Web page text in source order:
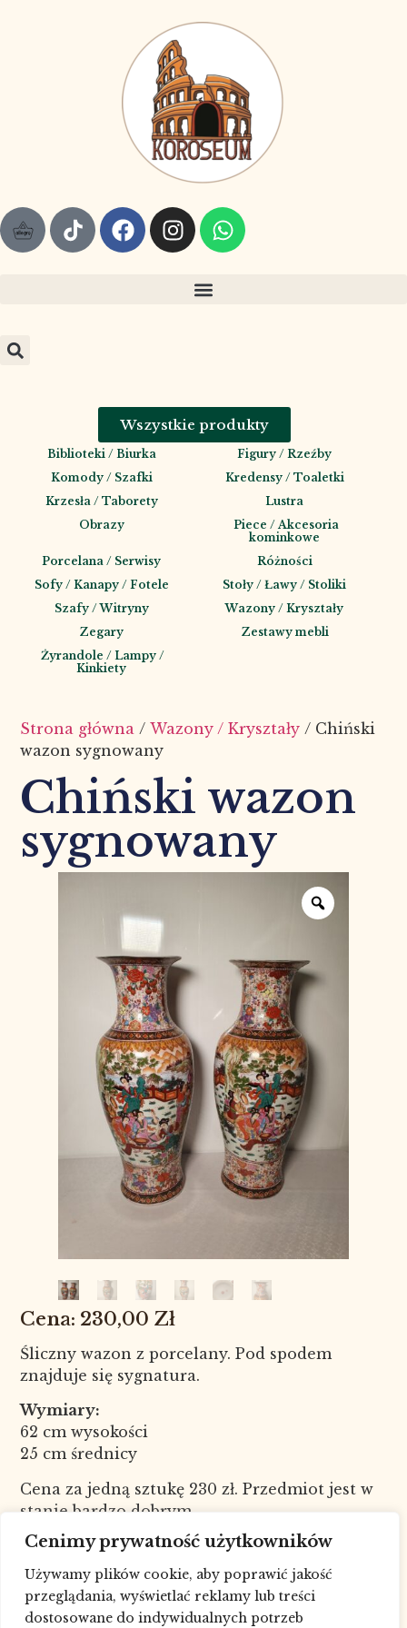
Cenimy prywatność użytkowników
Używamy plików cookie, aby poprawić jakość
przeglądania, wyświetlać reklamy lub treści
dostosowane do indywidualnych potrzeb
Wszystkie produkty
Biblioteki / Biurka
Figury / Rzeźby
Komody / Szafki
Kredensy / Toaletki
Krzesła / Taborety
Lustra
Obrazy
Piece / Akcesoria
kominkowe
Porcelana / Serwisy
Różności
Sofy / Kanapy / Fotele
Stoły / Ławy / Stoliki
Szafy / Witryny
Wazony / Kryształy
Zegary
Zestawy mebli
Żyrandole / Lampy /
Kinkiety
Strona główna /Wazony / Kryształy / Chiński
wazon sygnowany
Chiński wazon
sygnowany
230,00 Zł
Śliczny wazon z porcelany. Pod spodem
znajduje się sygnatura.
Wymiary:
62 cm wysokości
25 cm średnicy
Cena za jedną sztukę 230 zł. Przedmiot jest w
stanie bardzo dobrym.
Nr kat. 8135, 8136
W celu sprawdzenia dostępności
towaru skontaktuj się ze sklepem pod
numerem telefonu: 693227881, drogą